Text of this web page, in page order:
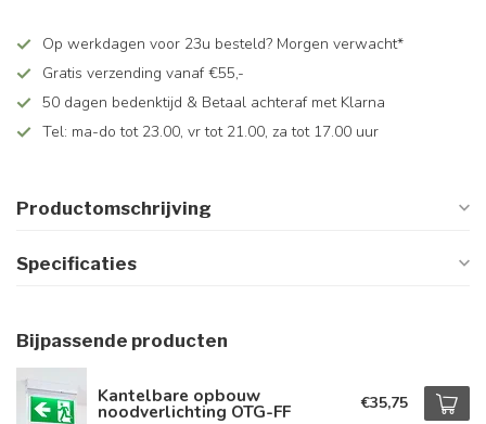
Op werkdagen voor 23u besteld? Morgen verwacht*
Gratis verzending vanaf €55,-
50 dagen bedenktijd & Betaal achteraf met Klarna
Tel: ma-do tot 23.00, vr tot 21.00, za tot 17.00 uur
Productomschrijving
Specificaties
Bijpassende producten
Kantelbare opbouw
noodverlichting OTG-FF €35,75